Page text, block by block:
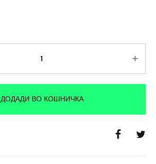
ДОДАДИ ВО КОШНИЧКА